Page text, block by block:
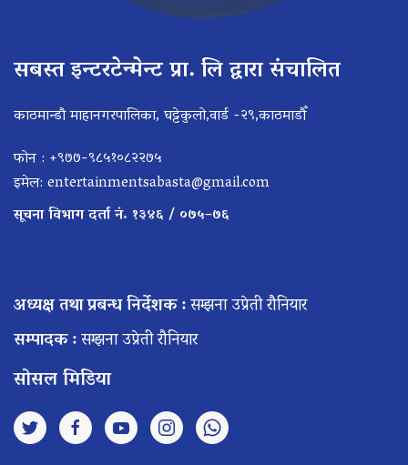
सबस्त इन्टरटेन्मेन्ट प्रा. लि द्वारा संचालित
काठमान्डौ माहानगरपालिका, घट्टेकुलो,वार्ड -२९,काठमाडौँ
फोन : +९७७-९८५१०८२२७५
इमेल: entertainmentsabasta@gmail.com
सूचना विभाग दर्ता नं. १३४६ / ०७५–७६
अध्यक्ष तथा प्रबन्ध निर्देशक :सम्झना उप्रेती रौनियार
सम्पादक :सम्झना उप्रेती रौनियार
सोसल मिडिया